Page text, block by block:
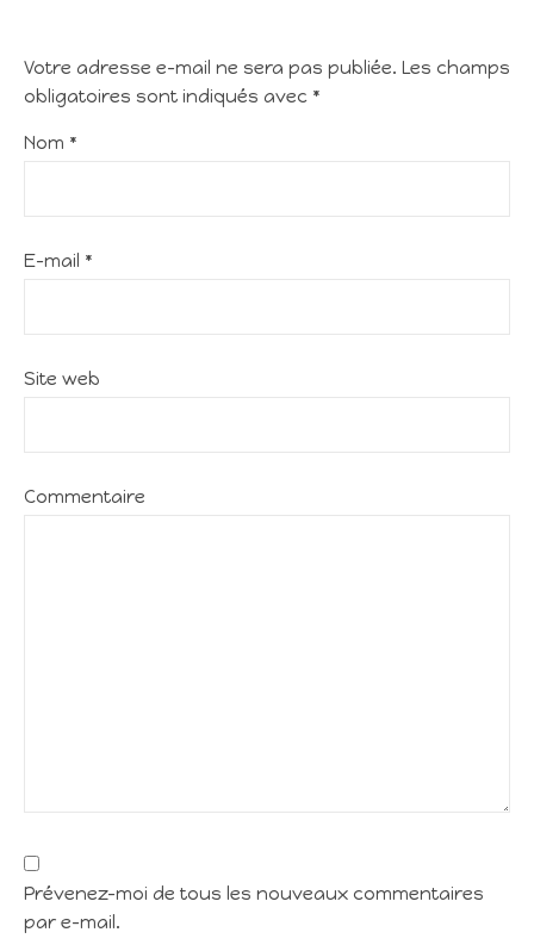
Votre adresse e-mail ne sera pas publiée. Les champs
obligatoires sont indiqués avec *
Nom *
E-mail *
Site web
Commentaire
Prévenez-moi de tous les nouveaux commentaires
par e-mail.